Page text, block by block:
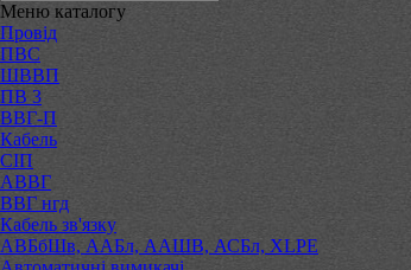
Меню каталогу
Провід
ПВС
ШВВП
ПВ 3
ВВГ-П
Кабель
СІП
АВВГ
ВВГ нгд
Кабель зв'язку
АВБбШв, ААБл, ААШВ, АСБл, XLPE